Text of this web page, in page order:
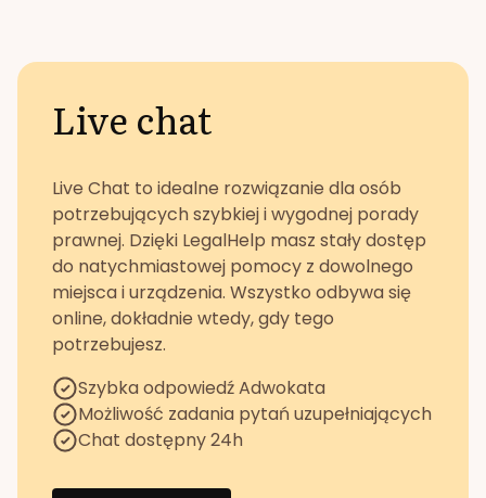
Live chat
Live Chat to idealne rozwiązanie dla osób
potrzebujących szybkiej i wygodnej porady
prawnej. Dzięki LegalHelp masz stały dostęp
do natychmiastowej pomocy z dowolnego
miejsca i urządzenia. Wszystko odbywa się
online, dokładnie wtedy, gdy tego
potrzebujesz.
Szybka odpowiedź Adwokata
Możliwość zadania pytań uzupełniających
Chat dostępny 24h